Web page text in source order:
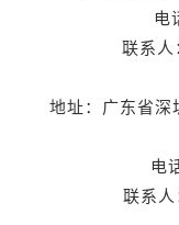
电
联系
地址：广东省
电
联系